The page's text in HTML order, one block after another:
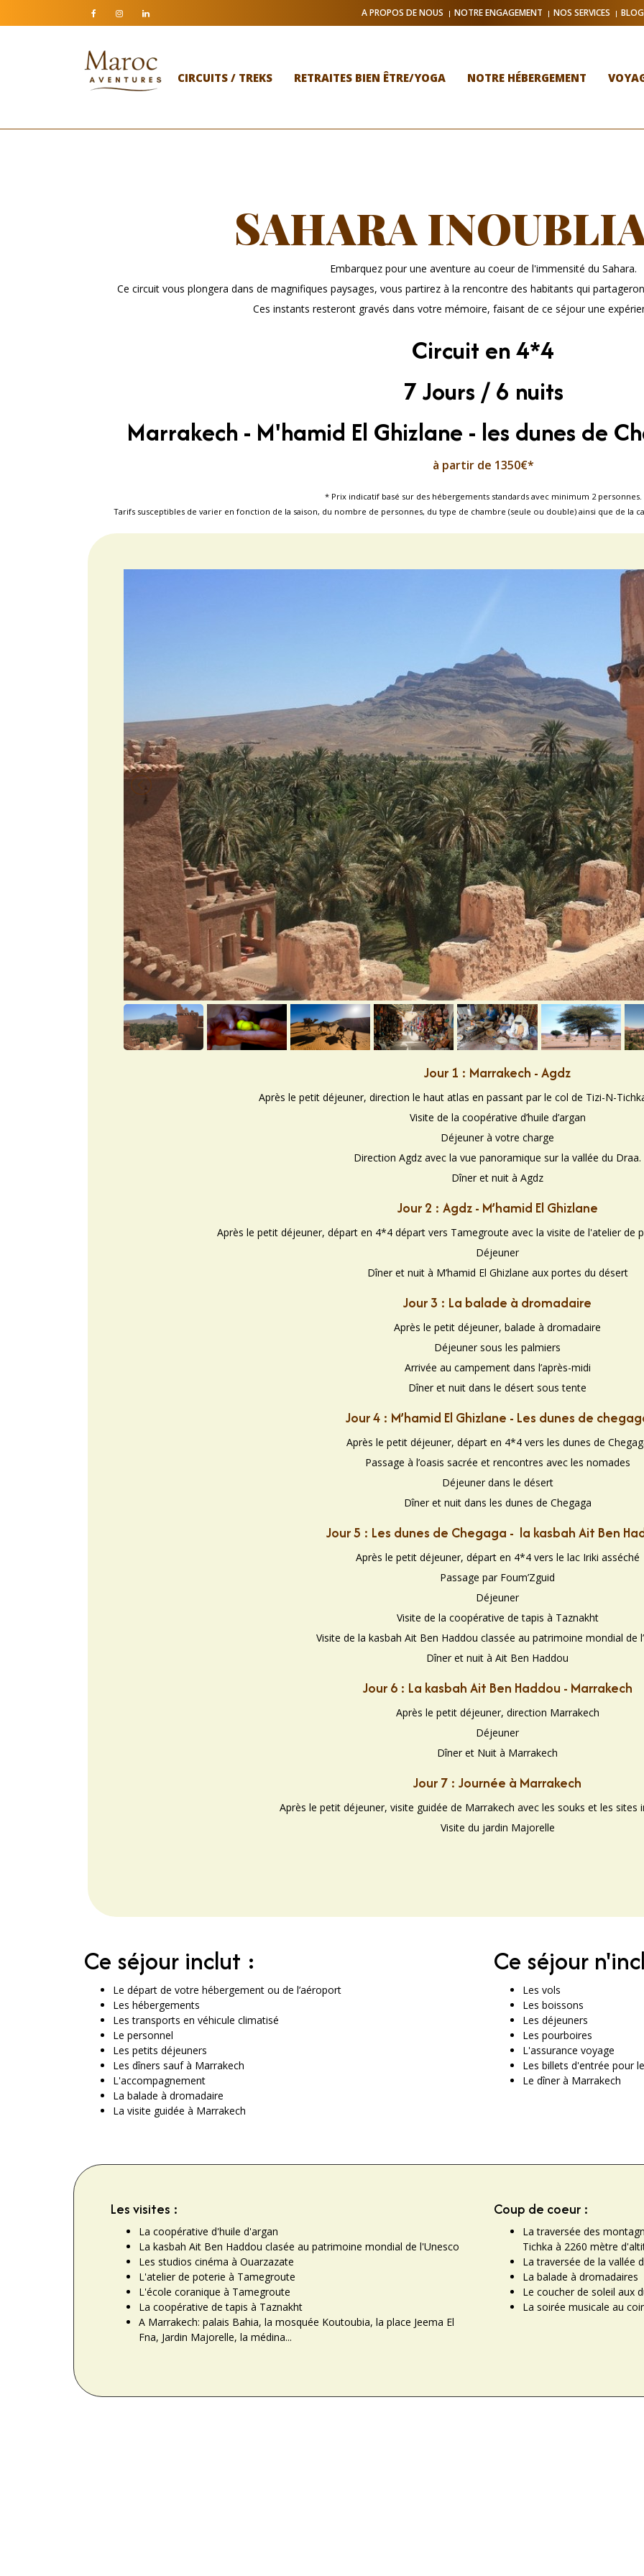
A PROPOS DE NOUS NOTRE ENGAGEMENT NOS SERVICES BLOG
CIRCUITS / TREKS RETRAITES BIEN ÊTRE/YOGA NOTRE HÉBERGEMENT
SAHARA
Embarquez pour une aventure au coeur de l'immensité du Sahara.
Ce circuit vous plongera dans de magnifiques paysages, vous partirez à la rencontre des habitants qui
Ces instants resteront gravés dans votre mémoire, faisant de ce séjour une
Circuit en 4*4
7 Jours / 6 nuits
Marrakech - M'hamid El Ghizlane - les dunes de
à partir de 1350€*
* Prix indicatif basé sur des hébergements standards avec minimum 2 personnes.
Tarifs susceptibles de varier en fonction de la saison, du nombre de personnes, du type de chambre (seule ou double) ainsi que de la
Jour 1 : Marrakech - Agdz
Après le petit déjeuner, direction le haut atlas en passant par le col de Tizi-N-
Visite de la coopérative d’huile d’argan
Déjeuner à votre charge
Direction Agdz avec la vue panoramique sur la vallée du Draa.
Dîner et nuit à Agdz
Jour 2 : Agdz - M’hamid El Ghizlane
Après le petit déjeuner, départ en 4*4 départ vers Tamegroute avec la visite de l'atelier de
Déjeuner
Dîner et nuit à M’hamid El Ghizlane aux portes du désert
Jour 3 : La balade à dromadaire
Après le petit déjeuner, balade à dromadaire
Déjeuner sous les palmiers
Arrivée au campement dans l’après-midi
Dîner et nuit dans le désert sous tente
Jour 4 : M’hamid El Ghizlane - Les dunes de
Après le petit déjeuner, départ en 4*4 vers les dunes de
Passage à l’oasis sacrée et rencontres avec les nomades
Déjeuner dans le désert
Dîner et nuit dans les dunes de Chegaga
Jour 5 : Les dunes de Chegaga - la kasbah Ait Ben
Après le petit déjeuner, départ en 4*4 vers le lac Iriki asséché
Passage par Foum’Zguid
Déjeuner
Visite de la coopérative de tapis à Taznakht
Visite de la kasbah Ait Ben Haddou classée au patrimoine mondial de
Dîner et nuit à Ait Ben Haddou
Jour 6 : La kasbah Ait Ben Haddou - Marrakech
Après le petit déjeuner, direction Marrakech
Déjeuner
Dîner et Nuit à Marrakech
Jour 7 : Journée à Marrakech
Après le petit déjeuner, visite guidée de Marrakech avec les souks et les sites
Visite du jardin Majorelle
Ce séjour inclut :
Le départ de votre hébergement ou de l’aéroport
Les hébergements
Les transports en véhicule climatisé
Le personnel
Les petits déjeuners
Les dîners sauf à Marrakech
L'accompagnement
La balade à dromadaire
La visite guidée à Marrakech
Ce séjour
Les vols
Les boissons
Les déjeuners
Les pourboires
L'assurance voyage
Les billets d'entrée pour
Le dîner à Marrakech
Les visites :
La coopérative d'huile d'argan
La kasbah Ait Ben Haddou clasée au patrimoine mondial de l'Unesco
Les studios cinéma à Ouarzazate
L'atelier de poterie à Tamegroute
L'école coranique à Tamegroute
La coopérative de tapis à Taznakht
A Marrakech: palais Bahia, la mosquée Koutoubia, la place Jeema El
Fna, Jardin Majorelle, la médina...
Coup de coeur :
La traversée des
Tichka à 2260 mètre
La traversée de la vallée
La balade à dromadaires
Le coucher de soleil aux
La soirée musicale au